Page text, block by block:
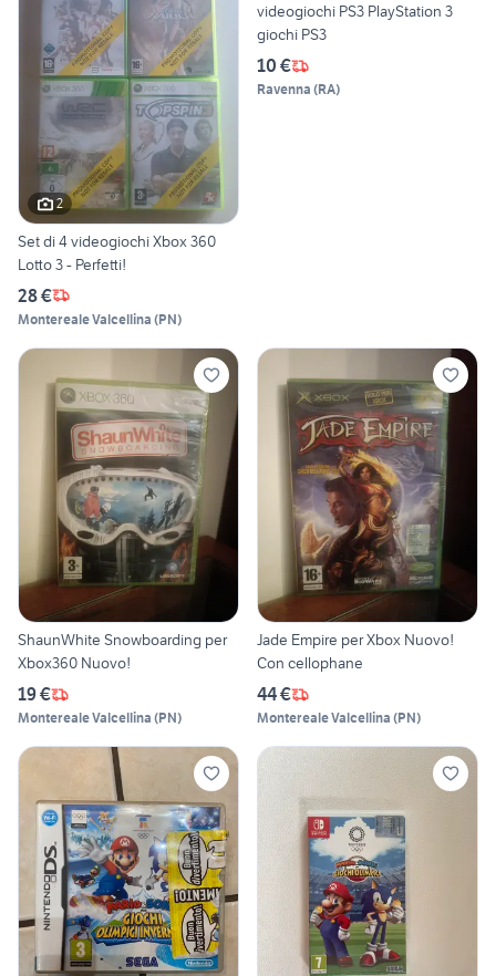
2
Set di 4 videogiochi Xbox 360
Lotto 3 - Perfetti!
28 €
Montereale Valcellina (PN)
videogiochi PS3 PlayStation 3
giochi PS3
10 €
Ravenna (RA)
ShaunWhite Snowboarding per
Xbox360 Nuovo!
19 €
Montereale Valcellina (PN)
Jade Empire per Xbox Nuovo!
Con cellophane
44 €
Montereale Valcellina (PN)